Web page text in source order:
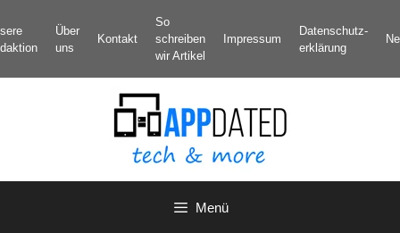
Inhalt
springen
Über
uns
Kontakt
So
schreiben
wir Artikel
Impressum
Datenschutz­
erklärung
Menü